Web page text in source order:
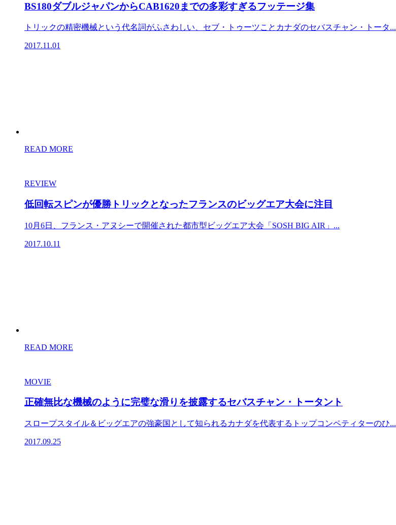
BS180ダブルジャパンからCAB1620までの多彩すぎるフッテージ集
トリックの精密機械という代名詞がふさわしい、セブ・トゥーツことカナダのセバスチャン・トータ...
2017.11.01
READ MORE
REVIEW
低回転スピンが優勝トリックとなったフランスのビッグエア大会に注目
10月6日、フランス・アヌシーで開催された都市型ビッグエア大会「SOSH BIG AIR」...
2017.10.11
READ MORE
MOVIE
正確無比な機械のように完璧な滑りを披露するセバスチャン・トータント
スロープスタイル＆ビッグエアの強豪国として知られるカナダを代表するトップコンペティターのひ...
2017.09.25